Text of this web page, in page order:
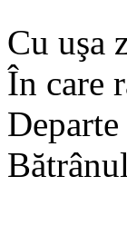
Cu uşa
În care